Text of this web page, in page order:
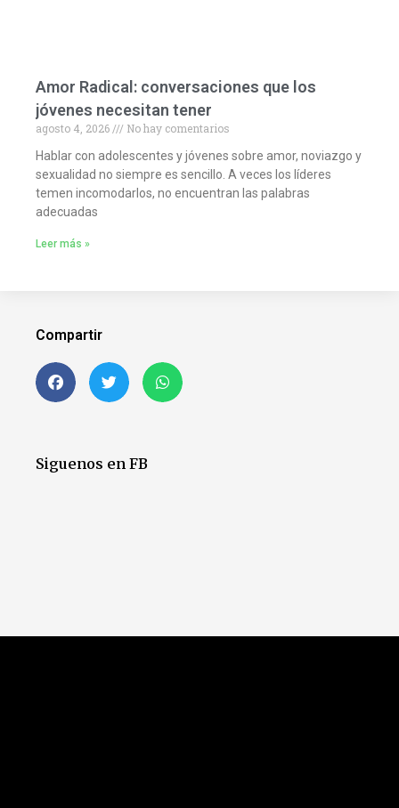
Amor Radical: conversaciones que los
jóvenes necesitan tener
agosto 4, 2026
No hay comentarios
Hablar con adolescentes y jóvenes sobre amor, noviazgo y
sexualidad no siempre es sencillo. A veces los líderes
temen incomodarlos, no encuentran las palabras
adecuadas
Leer más »
Compartir
Siguenos en FB